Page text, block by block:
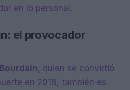
en lo personal.
el provocador
, quien se convirtió
en 2018, también es